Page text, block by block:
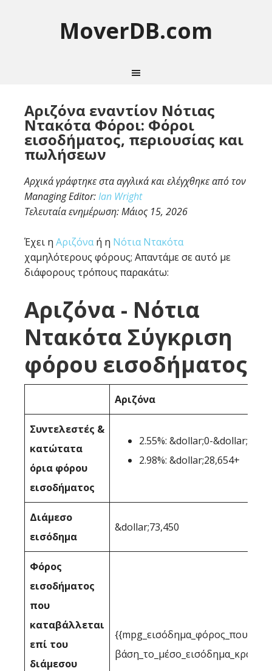
MoverDB.com
Αριζόνα εναντίον Νότιας
Ντακότα Φόροι: Φόροι
εισοδήματος, περιουσίας και
πωλήσεων
Αρχικά γράφτηκε στα αγγλικά και ελέγχθηκε από τον
Managing Editor:Ian Wright
Τελευταία ενημέρωση:Μάιος 15, 2026
Έχει η Αριζόναή η Νότια Ντακότα
χαμηλότερους φόρους; Απαντάμε σε αυτό με
διάφορους τρόπους παρακάτω:
Αριζόνα - Νότια
Ντακότα Σύγκριση
φόρου εισοδήματος
Αριζόνα
Συντελεστές &
κατώτατα
όρια φόρου
εισοδήματος
2.55%: &dollar;0-
2.98%: &dollar;28,654+
Διάμεσο
εισόδημα
&dollar;73,450
Φόρος
εισοδήματος
που
καταβάλλεται
επί του
διάμεσου